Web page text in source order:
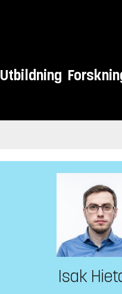
Utbildning
Isak